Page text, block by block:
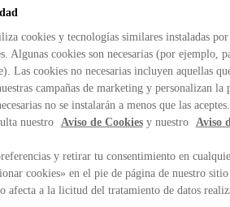
cookies y tecnologías similares instaladas
Algunas cookies son necesarias (por ejemplo,
Las cookies no necesarias incluyen aquellas
campañas de marketing y personalizan la
no se instalarán a menos que las
nuestro
Aviso de Cookiesy nuestro Aviso
y retirar tu consentimiento en
cookies» en el pie de página de nuestro
afecta a la licitud del tratamiento de datos